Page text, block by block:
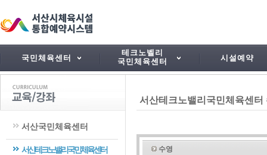
국민체육센터
테크노벨리
국민체육센터
시설예약
서산국민체육센터
서산테크노밸리국민체육센터
서산테크노밸리국민체육센터
수영